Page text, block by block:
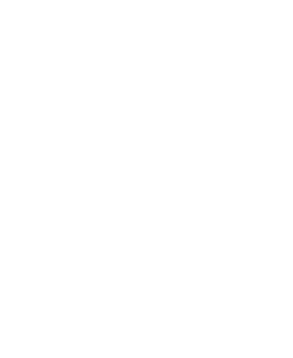
gebracht, maar het
De Israëlitische
slecht aan toe waren, nu
moeten iedere dag
Toen de voormannen van
troffen ze Mozes en Aäron
Ze zeiden tot hen: `Moge
u te vonnissen, want u